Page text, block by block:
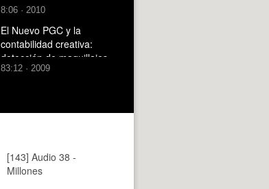
8:06 · 2010
El Nuevo PGC y la
contabilidad creativa:
detección de maquillajes
contables
83:12 · 2009
[143] Audio 38 -
Millones